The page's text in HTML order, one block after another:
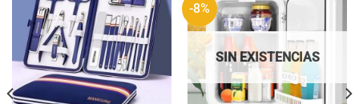
-8%
SIN EXISTENCIAS